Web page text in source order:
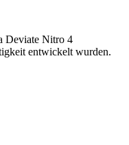
Deviate Nitro 4
entwickelt wurden.